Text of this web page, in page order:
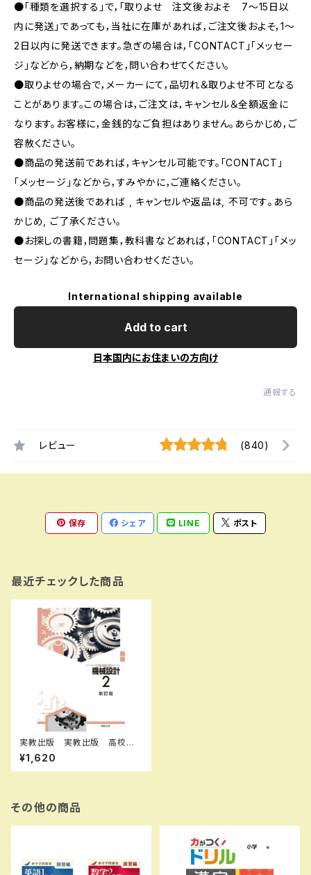
●「種類を選択する」で，「取りよせ 注文後およそ 7〜15日以
内に発送」であっても，当社に在庫があれば，ご注文後およそ，1〜
2日以内に発送できます。急ぎの場合は，「CONTACT」「メッセー
ジ」などから，納期などを，問い合わせてください。
●取りよせの場合で，メーカーにて，品切れ＆取りよせ不可となる
ことがあります。この場合は，ご注文は，キャンセル＆全額返金に
なります。お客様に，金銭的なご負担はありません。あらかじめ，ご
容赦ください。
●商品の発送前であれば，キャンセル可能です。「CONTACT」
「メッセージ」などから，すみやかに，ご連絡ください。
●商品の発送後であれば , キャンセルや返品は, 不可です｡あら
かじめ, ご了承ください｡
●お探しの書籍，問題集，教科書などあれば，「CONTACT」「メッ
セージ」などから，お問い合わせください。
International shipping available
Add to cart
日本国内にお住まいの方向け
通報する
レビュー (840)
保存 シェア LINE ポスト
最近チェックした商品
実教出版 実教出版 高校教
科書 機械設計2 新訂版
［教番：工業007-905］ 新
品 ISBN：9784407207163
¥1,620
その他の商品